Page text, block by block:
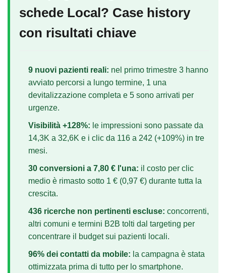
schede Local? Case history
con risultati chiave
9 nuovi pazienti reali: nel primo trimestre 3 hanno
avviato percorsi a lungo termine, 1 una
devitalizzazione completa e 5 sono arrivati per
urgenze.
Visibilità +128%: le impressioni sono passate da
14,3K a 32,6K e i clic da 116 a 242 (+109%) in tre
mesi.
30 conversioni a 7,80 € l'una: il costo per clic
medio è rimasto sotto 1 € (0,97 €) durante tutta la
crescita.
436 ricerche non pertinenti escluse: concorrenti,
altri comuni e termini B2B tolti dal targeting per
concentrare il budget sui pazienti locali.
96% dei contatti da mobile: la campagna è stata
ottimizzata prima di tutto per lo smartphone.